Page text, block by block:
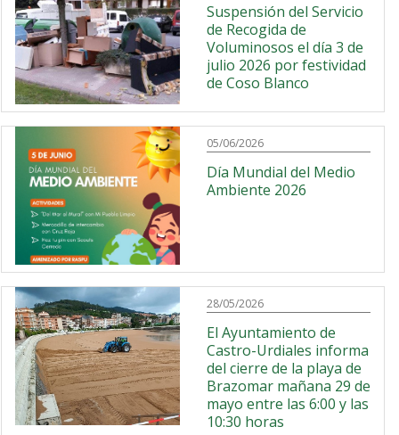
Suspensión del Servicio
de Recogida de
Voluminosos el día 3 de
julio 2026 por festividad
de Coso Blanco
05/06/2026
Día Mundial del Medio
Ambiente 2026
28/05/2026
El Ayuntamiento de
Castro-Urdiales informa
del cierre de la playa de
Brazomar mañana 29 de
mayo entre las 6:00 y las
10:30 horas